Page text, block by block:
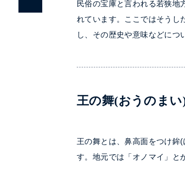
民俗の宝庫と言われる若狭地
れています。ここではそうし
し、その歴史や意味などにつ
王の舞(おうのまい
王の舞とは、鼻高面をつけ鉾(
す。地元では「オノマイ」と